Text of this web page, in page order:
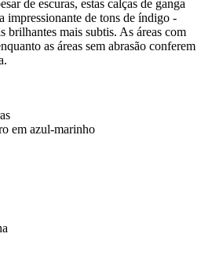
de escuras, estas calças de ganga
impressionante de tons de índigo -
brilhantes mais subtis. As áreas com
as áreas sem abrasão conferem
em azul-marinho